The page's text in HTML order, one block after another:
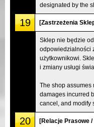
designated by the
19 [Zastrzeżenia
Sklep nie będzie
odpowiedzialności
użytkownikowi.
i zmiany usługi
The shop
damages incurred
cancel, and modify
20 [Relacje Prasowe